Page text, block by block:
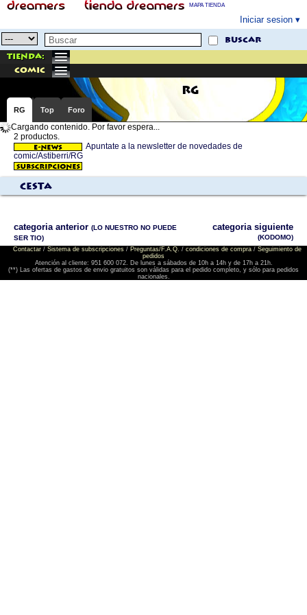
MAPA TIENDA
Iniciar sesion
buscar
Tienda:
comic
RG
RG Top Foro
Cargando contenido. Por favor espera...
2 productos.
Apuntate a la newsletter de novedades de
comic/Astiberri/RG
Cesta
categoria anterior (LO NUESTRO NO PUEDE
SER TIO)
categoria siguiente
(KODOMO)
Contactar/ Sistema de subscripciones/ Preguntas/F.A.Q. / condiciones de compra/ Seguimiento de
pedidos
Atención al cliente: 951 600 072. De lunes a sábados de 10h a 14h y de 17h a 21h.
(**) Las ofertas de gastos de envio gratuitos son válidas para el pedido completo, y sólo para pedidos
nacionales.